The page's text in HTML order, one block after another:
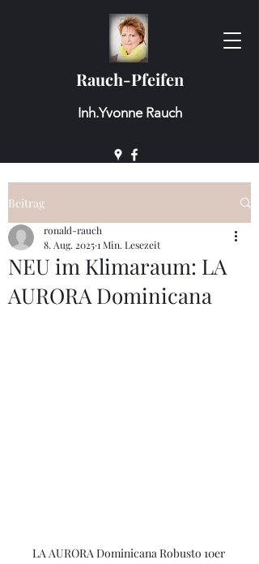
Rauch-Pfeifen
Inh.Yvonne Rauch
Beitrag
NEU im Klimaraum: LA
AURORA Dominicana
ronald-rauch
8. Aug. 20251 Min. Lesezeit
LA AURORA Dominicana Robusto 10er